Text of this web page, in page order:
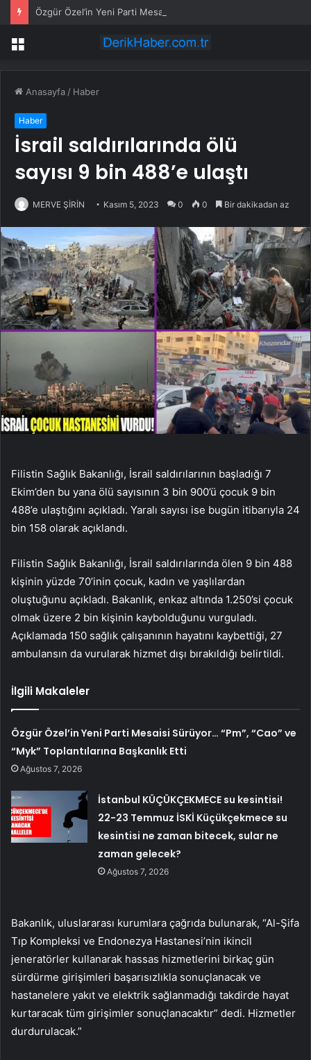
Menü
Anasayfa / Haber
Haber
İsrail saldırılarında ölü
sayısı 9 bin 488’e ulaştı
MERVE ŞİRİN Kasım 5, 2023 0 0 Bir dakikadan az
Filistin Sağlık Bakanlığı, İsrail saldırılarının başladığı 7
Ekim’den bu yana ölü sayısının 3 bin 900’ü çocuk 9 bin
488’e ulaştığını açıkladı. Yaralı sayısı ise bugün itibarıyla 24
bin 158 olarak açıklandı.
Filistin Sağlık Bakanlığı, İsrail saldırılarında ölen 9 bin 488
kişinin yüzde 70’inin çocuk, kadın ve yaşlılardan
oluştuğunu açıkladı. Bakanlık, enkaz altında 1.250’si çocuk
olmak üzere 2 bin kişinin kaybolduğunu vurguladı.
Açıklamada 150 sağlık çalışanının hayatını kaybettiği, 27
ambulansın da vurularak hizmet dışı bırakıldığı belirtildi.
İlgili Makaleler
Özgür Özel’in Yeni Parti Mesaisi Sürüyor… “Pm”, “Cao” ve
“Myk” Toplantılarına Başkanlık Etti
Ağustos 7, 2026
İstanbul KÜÇÜKÇEKMECE su kesintisi!
22-23 Temmuz İSKİ Küçükçekmece su
kesintisi ne zaman bitecek, sular ne
zaman gelecek?
Ağustos 7, 2026
Bakanlık, uluslararası kurumlara çağrıda bulunarak, “Al-Şifa
Tıp Kompleksi ve Endonezya Hastanesi’nin ikincil
jeneratörler kullanarak hassas hizmetlerini birkaç gün
sürdürme girişimleri başarısızlıkla sonuçlanacak ve
hastanelere yakıt ve elektrik sağlanmadığı takdirde hayat
kurtaracak tüm girişimler sonuçlanacaktır” dedi. Hizmetler
durdurulacak.”